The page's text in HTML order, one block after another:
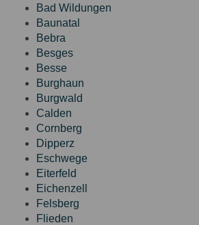
Bad Wildungen
Baunatal
Bebra
Besges
Besse
Burghaun
Burgwald
Calden
Cornberg
Dipperz
Eschwege
Eiterfeld
Eichenzell
Felsberg
Flieden